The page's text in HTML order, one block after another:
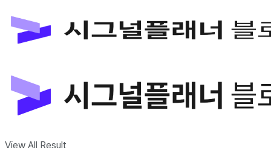
보험금 청구 사전
해빗팩토리 소식
View All Result